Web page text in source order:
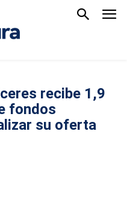
recibe 1,9
fondos
su oferta